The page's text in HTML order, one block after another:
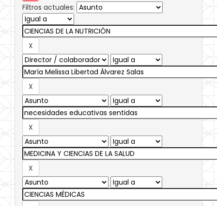
Filtros actuales: